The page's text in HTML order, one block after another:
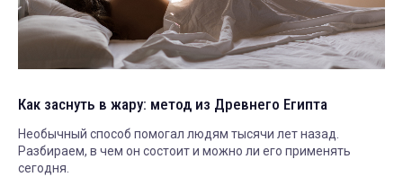
Как заснуть в жару: метод из Древнего Египта
Необычный способ помогал людям тысячи лет назад.
Разбираем, в чем он состоит и можно ли его применять
сегодня.